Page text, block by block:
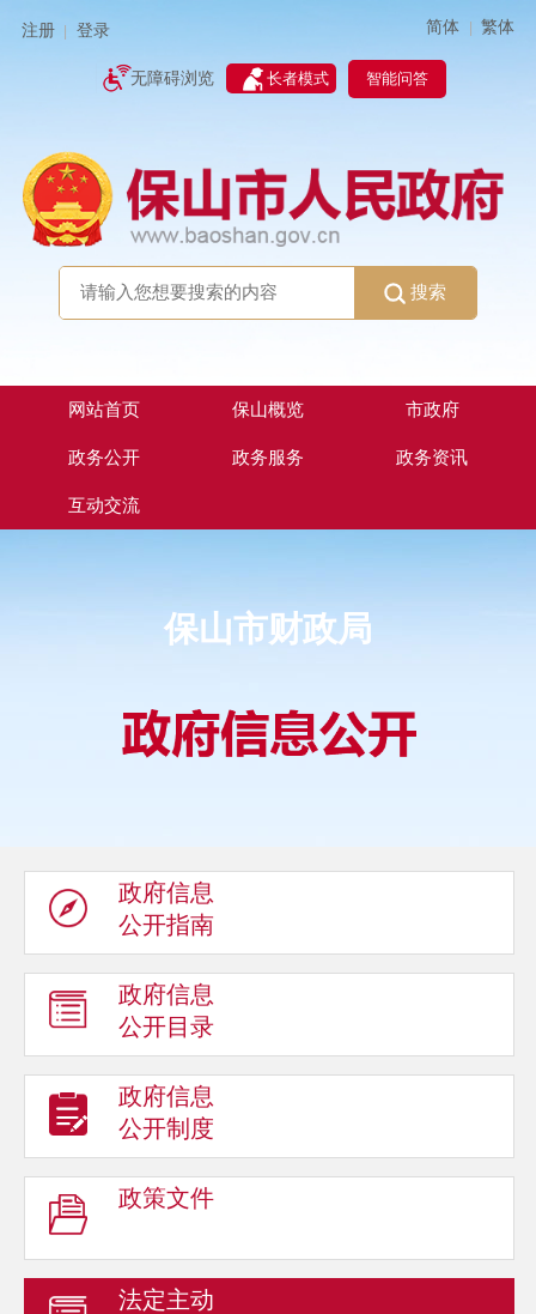
注册 登录 简体 | 繁体
无障碍浏览 长者模式 智能问答
搜索
网站首页 保山概览 市政府
政务公开 政务服务 政务资讯
互动交流
保山市财政局
政府信息
公开指南
政府信息
公开目录
政府信息
公开制度
政策文件
法定主动